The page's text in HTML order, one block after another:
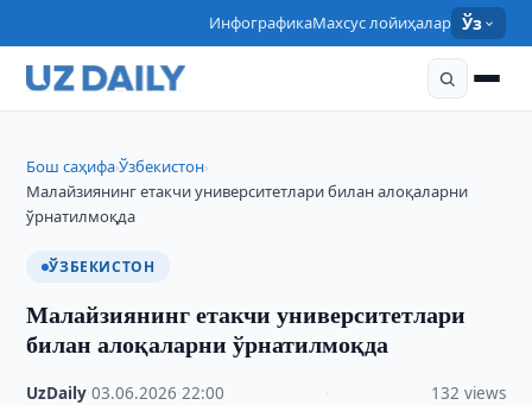
ИнфографикаМахсус лойиҳалар Ўз
Бош саҳифа›Ўзбекистон›
Малайзиянинг етакчи университетлари билан алоқаларни
ўрнатилмоқда
ЎЗБЕКИСТОН
Малайзиянинг етакчи университетлари
билан алоқаларни ўрнатилмоқда
UzDaily ·03.06.2026 ·22:00 132 views